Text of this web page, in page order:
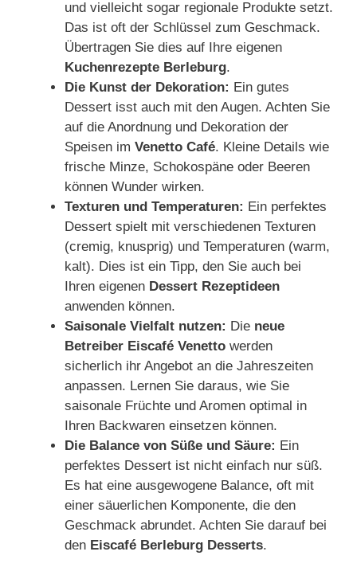
und vielleicht sogar regionale Produkte setzt.
Das ist oft der Schlüssel zum Geschmack.
Übertragen Sie dies auf Ihre eigenen
Kuchenrezepte Berleburg.
Die Kunst der Dekoration: Ein gutes
Dessert isst auch mit den Augen. Achten Sie
auf die Anordnung und Dekoration der
Speisen im Venetto Café. Kleine Details wie
frische Minze, Schokospäne oder Beeren
können Wunder wirken.
Texturen und Temperaturen: Ein perfektes
Dessert spielt mit verschiedenen Texturen
(cremig, knusprig) und Temperaturen (warm,
kalt). Dies ist ein Tipp, den Sie auch bei
Ihren eigenen Dessert Rezeptideen
anwenden können.
Saisonale Vielfalt nutzen: Die neue
Betreiber Eiscafé Venetto werden
sicherlich ihr Angebot an die Jahreszeiten
anpassen. Lernen Sie daraus, wie Sie
saisonale Früchte und Aromen optimal in
Ihren Backwaren einsetzen können.
Die Balance von Süße und Säure: Ein
perfektes Dessert ist nicht einfach nur süß.
Es hat eine ausgewogene Balance, oft mit
einer säuerlichen Komponente, die den
Geschmack abrundet. Achten Sie darauf bei
den Eiscafé Berleburg Desserts.